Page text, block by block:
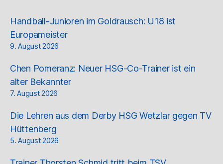
Handball-Junioren im Goldrausch: U18 ist
Europameister
9. August 2026
Chen Pomeranz: Neuer HSG-Co-Trainer ist ein
alter Bekannter
7. August 2026
Die Lehren aus dem Derby HSG Wetzlar gegen TV
Hüttenberg
5. August 2026